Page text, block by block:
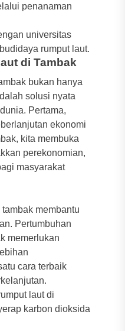
penanaman
universitas
rumput laut.
di Tambak
bukan hanya
solusi nyata
Pertama,
ekonomi
kita membuka
perekonomian,
masyarakat
membantu
Pertumbuhan
memerlukan
cara terbaik
laut di
karbon dioksida